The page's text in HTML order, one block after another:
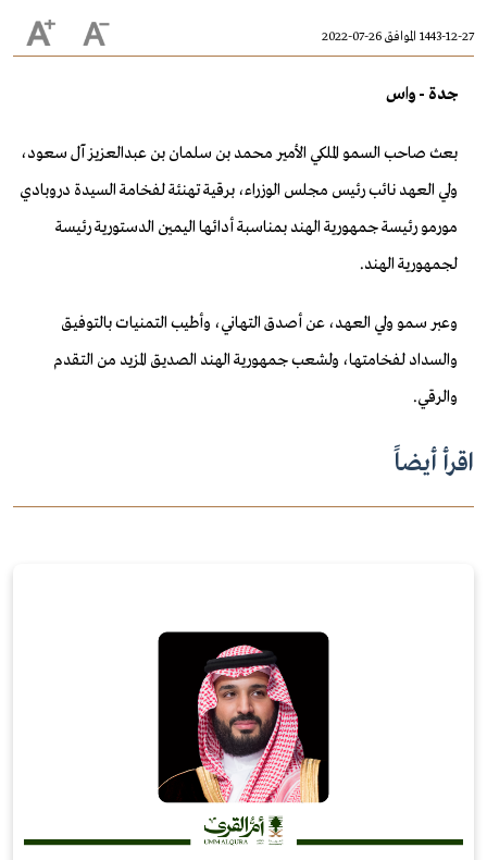
1443-12-27 الموافق 26-07-2022
جدة - واس
بعث صاحب السمو الملكي الأمير محمد بن سلمان بن عبدالعزيز آل سعود،
ولي العهد نائب رئيس مجلس الوزراء، برقية تهنئة لفخامة السيدة دروبادي
مورمو رئيسة جمهورية الهند بمناسبة أدائها اليمين الدستورية رئيسة
لجمهورية الهند.
وعبر سمو ولي العهد، عن أصدق التهاني، وأطيب التمنيات بالتوفيق
والسداد لفخامتها، ولشعب جمهورية الهند الصديق المزيد من التقدم
والرقي.
اقرأ أيضاً